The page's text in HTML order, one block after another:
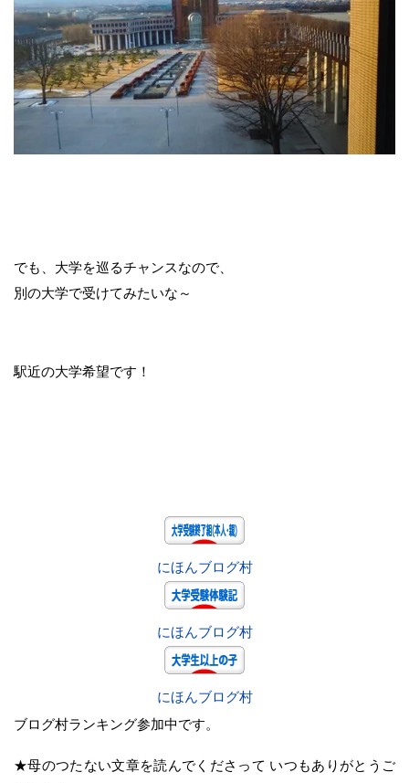
でも、大学を巡るチャンスなので、
別の大学で受けてみたいな～
駅近の大学希望です！
にほんブログ村
にほんブログ村
にほんブログ村
ブログ村ランキング参加中です。
★母のつたない文章を読んでくださって いつもありがとうご